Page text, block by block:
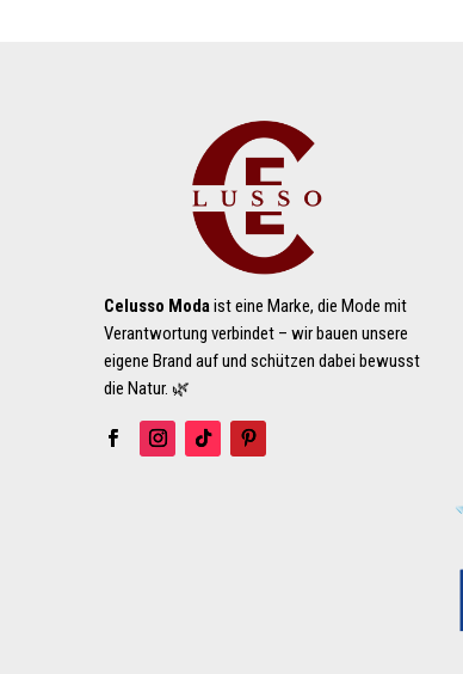
Celusso Modaist eine Marke, die Mode mit
Verantwortung verbindet – wir bauen unsere
eigene Brand auf und schützen dabei bewusst
die Natur. 🌿